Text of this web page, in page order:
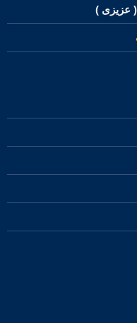
( عزیزی )